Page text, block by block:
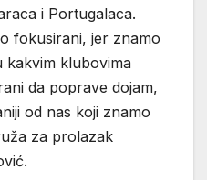
i Portugalaca.
fokusirani, jer znamo
kakvim klubovima
da poprave dojam,
od nas koji znamo
za prolazak